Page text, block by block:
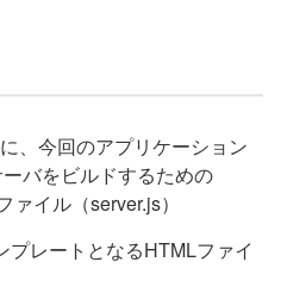
、今回のアプリケーション
バをビルドするための
イル（server.js）
プレートとなるHTMLファイ